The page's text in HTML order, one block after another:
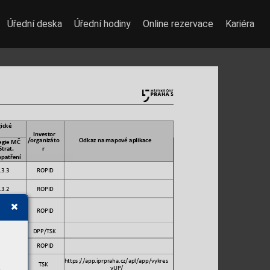
ické
Investor
/organizáto
r
Odkaz na mapové aplikace
MČ
ROPID
ROPID
ROPID
DPP/TSK
ROPID
TSK
https://app.iprpraha.cz/apl/app/vykres
yUP/
Úřední deska Úřední hodiny Online rezervace Kariéra